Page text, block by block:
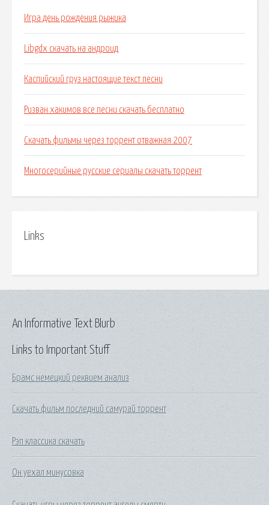
Игра день рождения рыжика
Libgdx скачать на андроид
Каспийский груз настоящие текст песни
Ризван хакимов все песни скачать бесплатно
Скачать фильмы через торрент отважная 2007
Многосерийные русские сериалы скачать торрент
Links
Links to Important Stuff
Брамс немецкий реквием анализ
Скачать фильм последний самурай торрент
Рэп классика скачать
Он уехал минусовка
An Informative Text Blurb